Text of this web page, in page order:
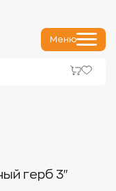
Меню
герб 3"